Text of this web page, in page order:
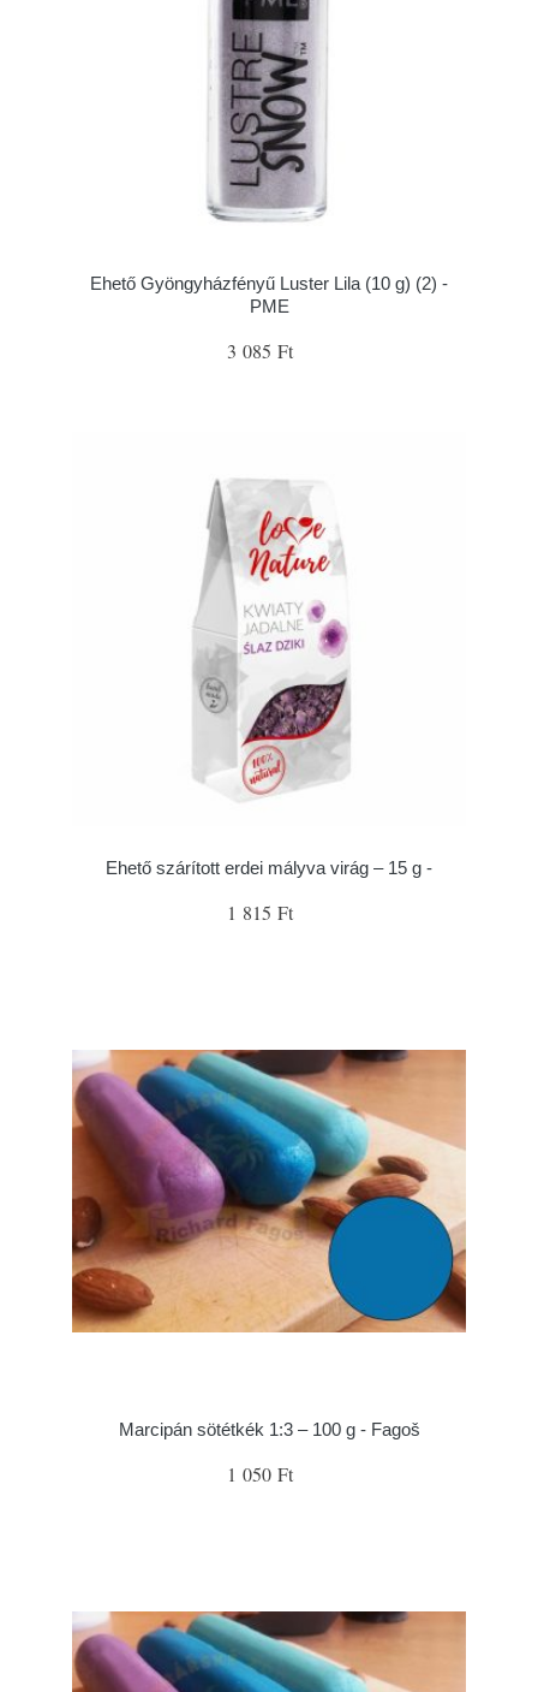
Ehető Gyöngyházfényű Luster Lila (10 g) (2) -
PME
3 085 Ft
Ehető szárított erdei mályva virág – 15 g -
1 815 Ft
Marcipán sötétkék 1:3 – 100 g - Fagoš
1 050 Ft